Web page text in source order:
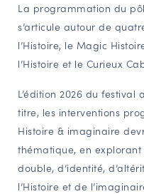
La programmation du
s’articule autour de
l’Histoire, le Magic
l’Histoire et le Curieux
L’édition 2026 du
titre, les interventions
Histoire & imaginaire
thématique, en
double, d’identité,
l’Histoire et de